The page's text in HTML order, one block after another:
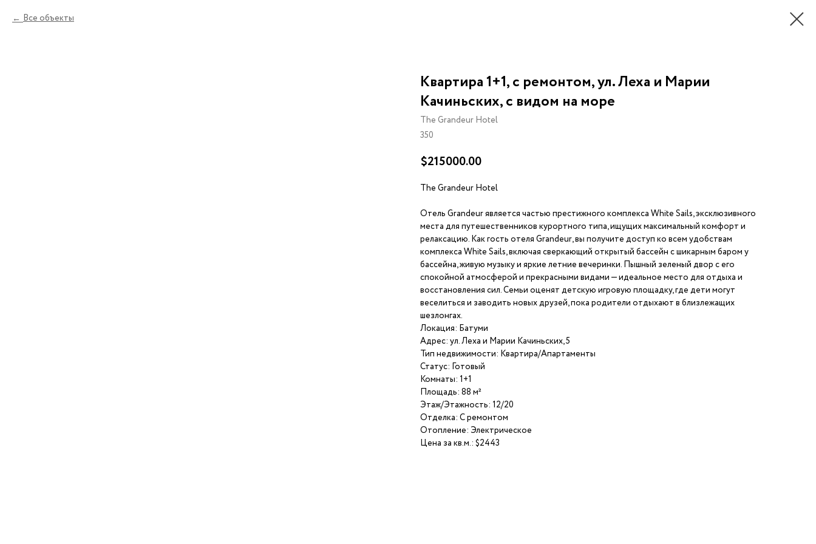
Все объекты
Квартира 1+1, с ремонтом, ул. Леха и Марии
Качиньских, с видом на море
The Grandeur Hotel
350
$215000.00
The Grandeur Hotel
Отель Grandeur является частью престижного комплекса White Sails, эксклюзивного
места для путешественников курортного типа, ищущих максимальный комфорт и
релаксацию. Как гость отеля Grandeur, вы получите доступ ко всем удобствам
комплекса White Sails, включая сверкающий открытый бассейн с шикарным баром у
бассейна, живую музыку и яркие летние вечеринки. Пышный зеленый двор с его
спокойной атмосферой и прекрасными видами — идеальное место для отдыха и
восстановления сил. Семьи оценят детскую игровую площадку, где дети могут
веселиться и заводить новых друзей, пока родители отдыхают в близлежащих
шезлонгах.
Локация: Батуми
Адрес: ул. Леха и Марии Качиньских, 5
Тип недвижимости: Квартира/Апартаменты
Статус: Готовый
Комнаты: 1+1
Площадь: 88 м²
Этаж/Этажность: 12/20
Отделка: С ремонтом
Отопление: Электрическое
Цена за кв.м.: $2443